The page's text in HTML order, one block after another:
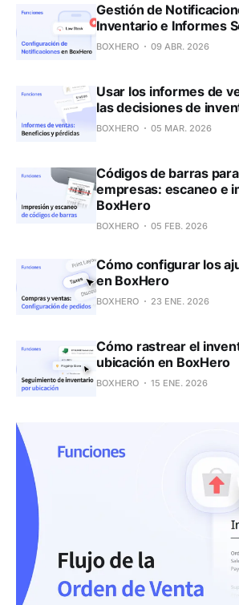
Gestión de
Inventario e Informes
BOXHERO 09 ABR. 2026
Usar los informes de
las decisiones de
BOXHERO 05 MAR. 2026
Códigos de barras
empresas: escaneo e
BoxHero
BOXHERO 05 FEB. 2026
Cómo configurar los
en BoxHero
BOXHERO 23 ENE. 2026
Cómo rastrear el
ubicación en BoxHero
BOXHERO 15 ENE. 2026